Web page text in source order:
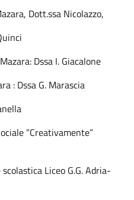
Dott.ssa Nicolazzo,
Dssa I. Giacalone
: Dssa G. Marascia
”Creativamente”
Liceo G.G. Adria-